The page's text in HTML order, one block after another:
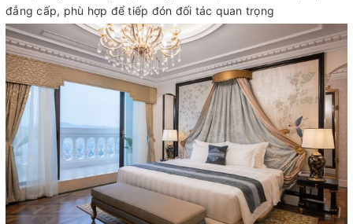
đẳng cấp, phù hợp để tiếp đón đối tác quan trọng